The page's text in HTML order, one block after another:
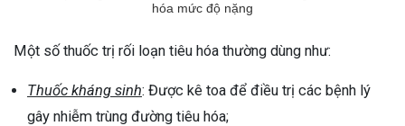
hóa mức độ nặng
Một số thuốc trị rối loạn tiêu hóa thường dùng như:
Thuốc kháng sinh: Được kê toa để điều trị các bệnh lý
gây nhiễm trùng đường tiêu hóa;